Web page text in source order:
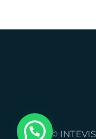
2026 ©